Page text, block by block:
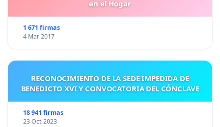
en el Hogar
1 671 firmas
4 Mar 2017
RECONOCIMIENTO DE LA SEDE IMPEDIDA DE
BENEDICTO XVI Y CONVOCATORIA DEL CÓNCLAVE
18 941 firmas
23 Oct 2023